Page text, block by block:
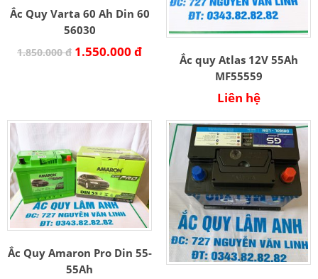
Ắc Quy Varta 60 Ah Din 60
56030
1.850.000 đ 1.550.000 đ
Ắc quy Atlas 12V 55Ah
MF55559
Liên hệ
Ắc Quy Amaron Pro Din 55-
55Ah